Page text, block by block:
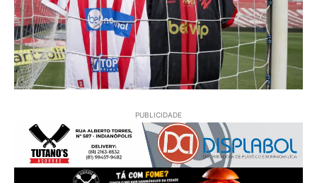
PUBLICIDADE